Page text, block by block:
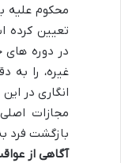
محکوم علیه
تعیین کرده
در دوره
غیره، را به
انگاری در
مجازات
بازگشت فرد
آگاهی از